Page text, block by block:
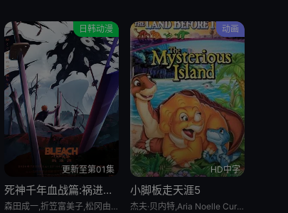
日韩动漫
更新至第01集
死神千年血战篇:祸进谭:动漫
森田成一,折笠富美子,松冈由贵,安元洋贵,杉山纪彰,高木涉,伊藤健太郎,三木真一郎,雪野五月,大塚明夫,桑岛法子,樫井笙人,小野坂昌也,置鲇龙太郎,杉田智和,朴璐美,立木文彦,石川英郎,速水奖,高木礼子,长嶝高士,石冢小夜里,稻田彻,诹访部顺一,清都亚里沙,丰口惠美,市来光弘,菅生隆之,梅原裕一郎,武内骏辅,小山刚志
动画
HD中字
小脚板走天涯5
杰夫·贝内特,Aria Noelle Curzon,托马斯·戴克,米丽亚姆·福林,乔恩·因戈尔,Bradon La Croix